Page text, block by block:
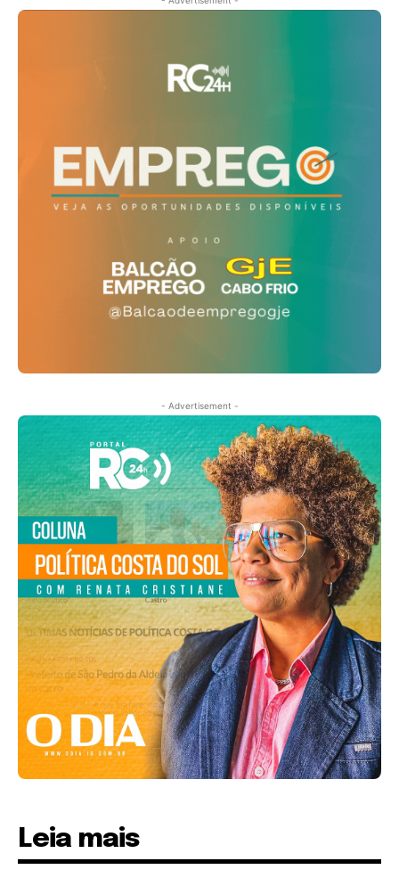
- Advertisement -
Leia mais